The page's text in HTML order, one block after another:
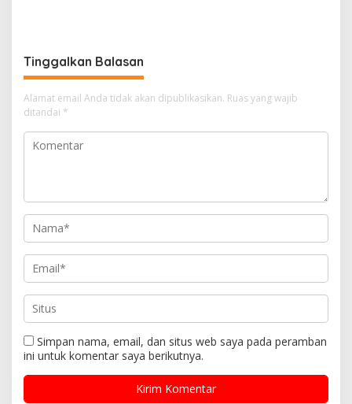
Tinggalkan Balasan
Alamat email Anda tidak akan dipublikasikan. Ruas yang wajib
ditandai *
Simpan nama, email, dan situs web saya pada peramban
ini untuk komentar saya berikutnya.